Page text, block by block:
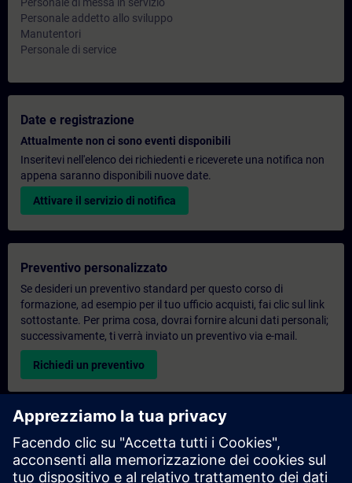
Personale addetto allo sviluppo
Manutentori
Personale di service
Date e registrazione
Attualmente non ci sono eventi disponibili
Inseritevi nell'elenco dei richiedenti e riceverete una notifica non
appena saranno disponibili nuove date.
Attivare il servizio di notifica
Preventivo personalizzato
Se desideri un preventivo standard per questo corso di
formazione, ad esempio per il tuo ufficio acquisti, fai clic sul link
sottostante. Per prima cosa, dovrai fornire alcuni dati personali;
successivamente, ti verrà inviato un preventivo via e-mail.
Richiedi un preventivo
Richiesta di informazioni su corsi di formazione
esclusivi
Compila il modulo di richiesta sottostante se hai bisogno di un